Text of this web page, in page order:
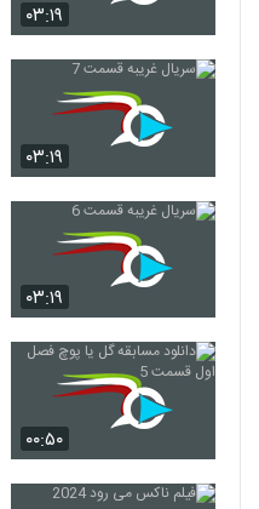
۰۳:۱۹
۰۳:۱۹
۰۳:۱۹
۰۰:۵۰